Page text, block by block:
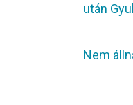
után
Nem